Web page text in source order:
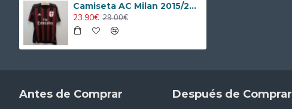
Camiseta AC Milan 2015/2016 Local Retro
23.90€ 29.00€
Antes de Comprar Después de Comprar